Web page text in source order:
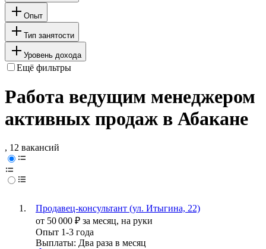
Опыт
Тип занятости
Уровень дохода
Ещё фильтры
Работа ведущим менеджером
активных продаж в Абакане
, 12 вакансий
Продавец-консультант (ул. Итыгина, 22)
от 50 000 ₽ за месяц, на руки
Опыт 1-3 года
Выплаты: Два раза в месяц